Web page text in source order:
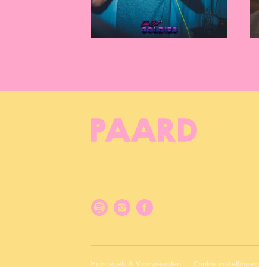
Huisregels & Voorwaarden Cookie instellingen